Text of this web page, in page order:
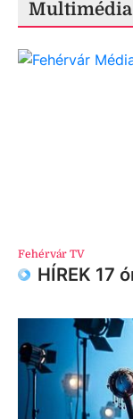
Multimédia
Fehérvár TV
HÍREK 17